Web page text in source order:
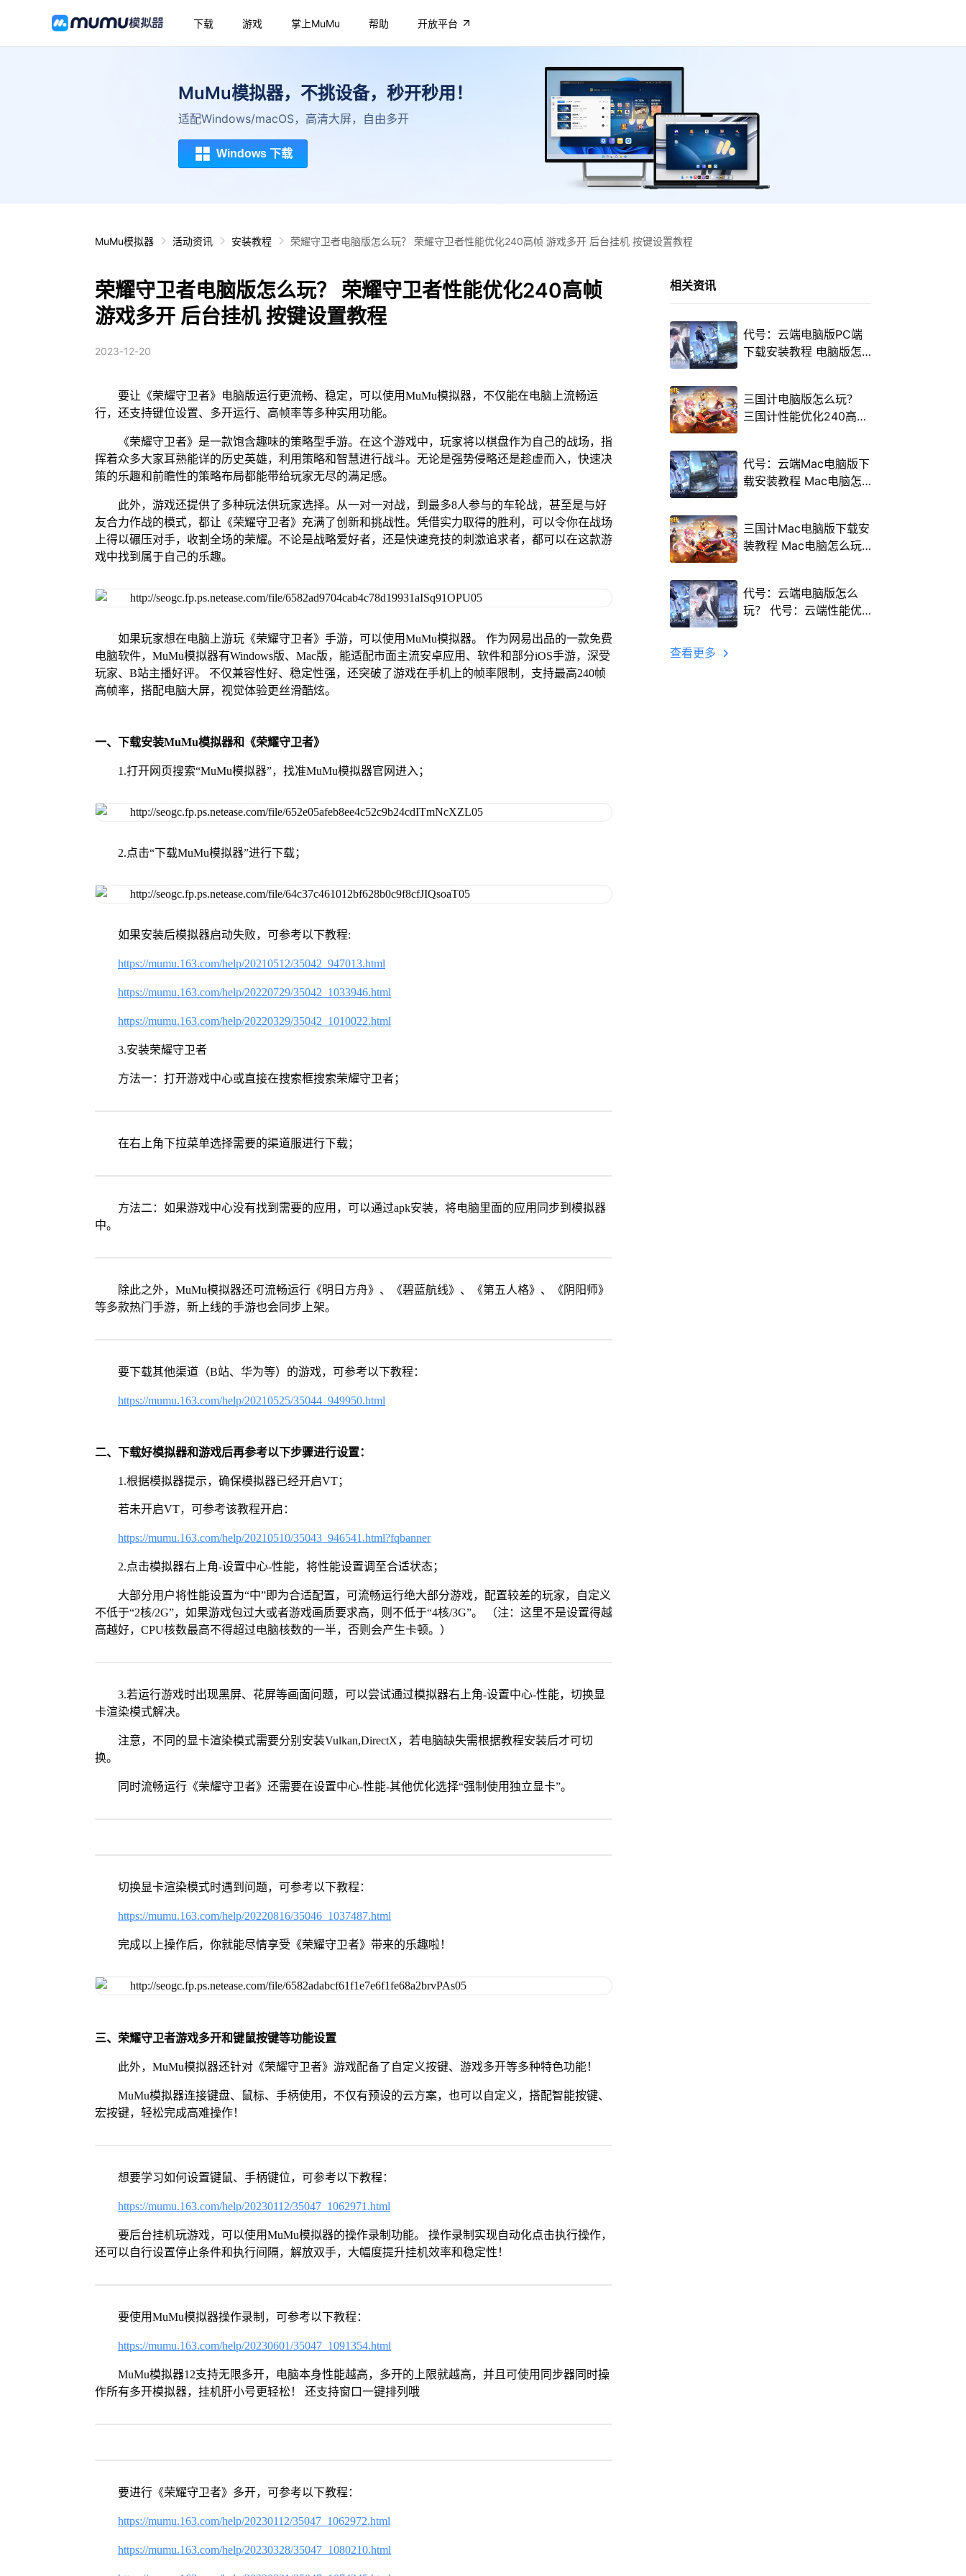
下载 游戏 掌上MuMu 帮助 开放平台
MuMu模拟器，不挑设备，秒开秒用！
适配Windows/macOS，高清大屏，自由多开
Windows 下载
MuMu模拟器 活动资讯 安装教程 荣耀守卫者电脑版怎么玩？ 荣耀守卫者性能优化240高帧 游戏多开 后台挂机 按键设置教程
荣耀守卫者电脑版怎么玩？ 荣耀守卫者性能优化240高帧
游戏多开 后台挂机 按键设置教程
2023-12-20
要让《荣耀守卫者》电脑版运行更流畅、稳定，可以使用MuMu模拟器，不仅能在电脑上流畅运
行，还支持键位设置、多开运行、高帧率等多种实用功能。
《荣耀守卫者》是一款饱含趣味的策略型手游。在这个游戏中，玩家将以棋盘作为自己的战场，指
挥着众多大家耳熟能详的历史英雄，利用策略和智慧进行战斗。无论是强势侵略还是趁虚而入，快速决
策的乐趣和前瞻性的策略布局都能带给玩家无尽的满足感。
此外，游戏还提供了多种玩法供玩家选择。从一对一对战，到最多8人参与的车轮战，甚至是与好
友合力作战的模式，都让《荣耀守卫者》充满了创新和挑战性。凭借实力取得的胜利，可以令你在战场
上得以碾压对手，收割全场的荣耀。不论是战略爱好者，还是快速竞技的刺激追求者，都可以在这款游
戏中找到属于自己的乐趣。
如果玩家想在电脑上游玩《荣耀守卫者》手游，可以使用MuMu模拟器。 作为网易出品的一款免费
电脑软件，MuMu模拟器有Windows版、Mac版，能适配市面主流安卓应用、软件和部分iOS手游，深受
玩家、B站主播好评。 不仅兼容性好、稳定性强，还突破了游戏在手机上的帧率限制，支持最高240帧
高帧率，搭配电脑大屏，视觉体验更丝滑酷炫。
一、下载安装MuMu模拟器和《荣耀守卫者》
1.打开网页搜索“MuMu模拟器”，找准MuMu模拟器官网进入；
2.点击“下载MuMu模拟器”进行下载；
如果安装后模拟器启动失败，可参考以下教程:
https://mumu.163.com/help/20210512/35042_947013.html
https://mumu.163.com/help/20220729/35042_1033946.html
https://mumu.163.com/help/20220329/35042_1010022.html
3.安装荣耀守卫者
方法一：打开游戏中心或直接在搜索框搜索荣耀守卫者；
在右上角下拉菜单选择需要的渠道服进行下载；
方法二：如果游戏中心没有找到需要的应用，可以通过apk安装，将电脑里面的应用同步到模拟器
中。
除此之外，MuMu模拟器还可流畅运行《明日方舟》、《碧蓝航线》、《第五人格》、《阴阳师》
等多款热门手游，新上线的手游也会同步上架。
要下载其他渠道（B站、华为等）的游戏，可参考以下教程：
https://mumu.163.com/help/20210525/35044_949950.html
二、下载好模拟器和游戏后再参考以下步骤进行设置：
1.根据模拟器提示，确保模拟器已经开启VT；
若未开启VT，可参考该教程开启：
https://mumu.163.com/help/20210510/35043_946541.html?fqbanner
2.点击模拟器右上角-设置中心-性能，将性能设置调至合适状态；
大部分用户将性能设置为“中”即为合适配置，可流畅运行绝大部分游戏，配置较差的玩家，自定义
不低于“2核/2G”，如果游戏包过大或者游戏画质要求高，则不低于“4核/3G”。 （注：这里不是设置得越
高越好，CPU核数最高不得超过电脑核数的一半，否则会产生卡顿。）
3.若运行游戏时出现黑屏、花屏等画面问题，可以尝试通过模拟器右上角-设置中心-性能，切换显
卡渲染模式解决。
注意，不同的显卡渲染模式需要分别安装Vulkan,DirectX，若电脑缺失需根据教程安装后才可切
换。
同时流畅运行《荣耀守卫者》还需要在设置中心-性能-其他优化选择“强制使用独立显卡”。
切换显卡渲染模式时遇到问题，可参考以下教程：
https://mumu.163.com/help/20220816/35046_1037487.html
完成以上操作后，你就能尽情享受《荣耀守卫者》带来的乐趣啦！
三、荣耀守卫者游戏多开和键鼠按键等功能设置
此外，MuMu模拟器还针对《荣耀守卫者》游戏配备了自定义按键、游戏多开等多种特色功能！
MuMu模拟器连接键盘、鼠标、手柄使用，不仅有预设的云方案，也可以自定义，搭配智能按键、
宏按键，轻松完成高难操作！
想要学习如何设置键鼠、手柄键位，可参考以下教程：
https://mumu.163.com/help/20230112/35047_1062971.html
要后台挂机玩游戏，可以使用MuMu模拟器的操作录制功能。 操作录制实现自动化点击执行操作，
还可以自行设置停止条件和执行间隔，解放双手，大幅度提升挂机效率和稳定性！
要使用MuMu模拟器操作录制，可参考以下教程：
https://mumu.163.com/help/20230601/35047_1091354.html
MuMu模拟器12支持无限多开，电脑本身性能越高，多开的上限就越高，并且可使用同步器同时操
作所有多开模拟器，挂机肝小号更轻松！ 还支持窗口一键排列哦
要进行《荣耀守卫者》多开，可参考以下教程：
https://mumu.163.com/help/20230112/35047_1062972.html
https://mumu.163.com/help/20230328/35047_1080210.html
相关资讯
代号：云端电脑版PC端
下载安装教程 电脑版怎
三国计电脑版怎么玩？
三国计性能优化240高帧
代号：云端Mac电脑版下
载安装教程 Mac电脑怎
三国计Mac电脑版下载安
装教程 Mac电脑怎么玩
代号：云端电脑版怎么
玩？ 代号：云端性能优
查看更多